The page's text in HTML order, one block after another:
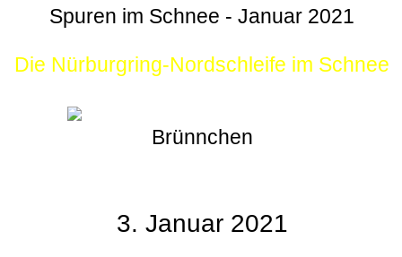
Spuren im Schnee - Januar 2021
Die Nürburgring-Nordschleife im Schnee
Brünnchen
3. Januar 2021